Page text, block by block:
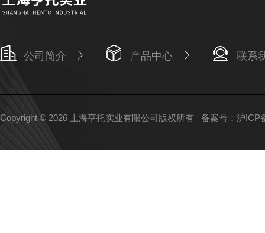
公司简介 产品中心 联系
Copyright © 2026 上海亨托实业有限公司版权所有 备案号：沪ICP